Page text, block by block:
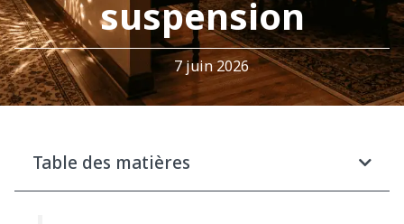
suspension
7 juin 2026
Table des matières